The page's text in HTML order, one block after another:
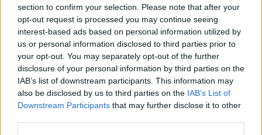
section to confirm your selection. Please note that after your
opt-out request is processed you may continue seeing
interest-based ads based on personal information utilized by
us or personal information disclosed to third parties prior to
your opt-out. You may separately opt-out of the further
disclosure of your personal information by third parties on the
IAB’s list of downstream participants. This information may
also be disclosed by us to third parties on the IAB’s List of
Downstream Participants that may further disclose it to other
στρώση στις κάτω βλεφαρίδες σου.
Αν έχεις αμυγδαλωτά μάτια
Τα μάτια σου χαρακτηρίζονται από πλήρη αρμονία. Απλωσε μια
σκιά ματιών στο άνω κινητό βλέφαρο και δούλεψε την με ένα
μικρό πινέλο, μέχρι να τη «σβήσεις» ομοιόμορφα και να
αποκτήσεις ένα τέλειο αποτέλεσμα. Στόχος σου είναι να
τονίσεις την άψογη μορφή τους κάθε φορά που τα βάφεις.